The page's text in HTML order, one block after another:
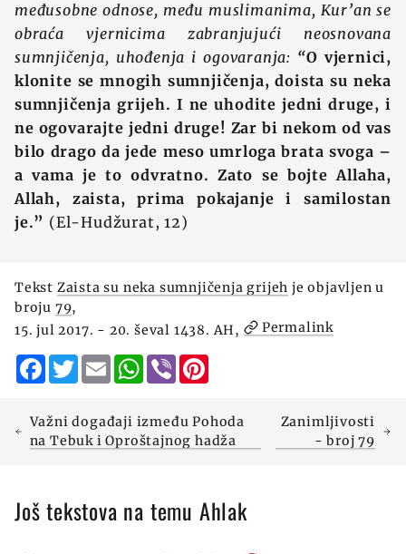
međusobne odnose, među muslimanima, Kur’an se
obraća vjernicima zabranjujući neosnovana
sumnjičenja, uhođenja i ogovaranja: “O vjernici,
klonite se mnogih sumnjičenja, doista su neka
sumnjičenja grijeh. I ne uhodite jedni druge, i
ne ogovarajte jedni druge! Zar bi nekom od vas
bilo drago da jede meso umrloga brata svoga –
a vama je to odvratno. Zato se bojte Allaha,
Allah, zaista, prima pokajanje i samilostan
je.” (El-Hudžurat, 12)
Tekst Zaista su neka sumnjičenja grijeh je objavljen u
broju 79,
15. jul 2017. - 20. ševal 1438. AH,
Permalink
Facebook
TwitterEmailWhatsApp
Viber
Važni događaji između Pohoda
na Tebuk i Oproštajnog hadža
Zanimljivosti
- broj 79
Još tekstova na temu Ahlak